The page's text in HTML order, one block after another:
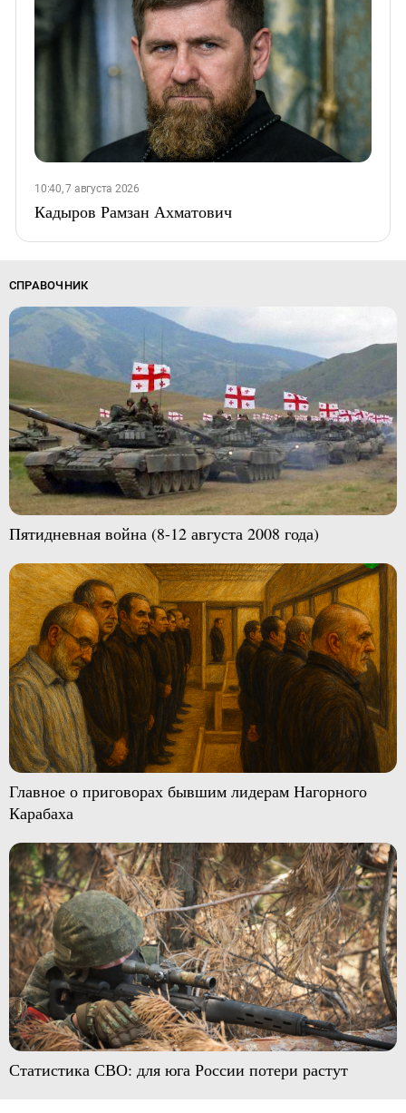
10:40, 7 августа 2026
Кадыров Рамзан Ахматович
СПРАВОЧНИК
Пятидневная война (8-12 августа 2008 года)
Главное о приговорах бывшим лидерам Нагорного
Карабаха
Статистика СВО: для юга России потери растут